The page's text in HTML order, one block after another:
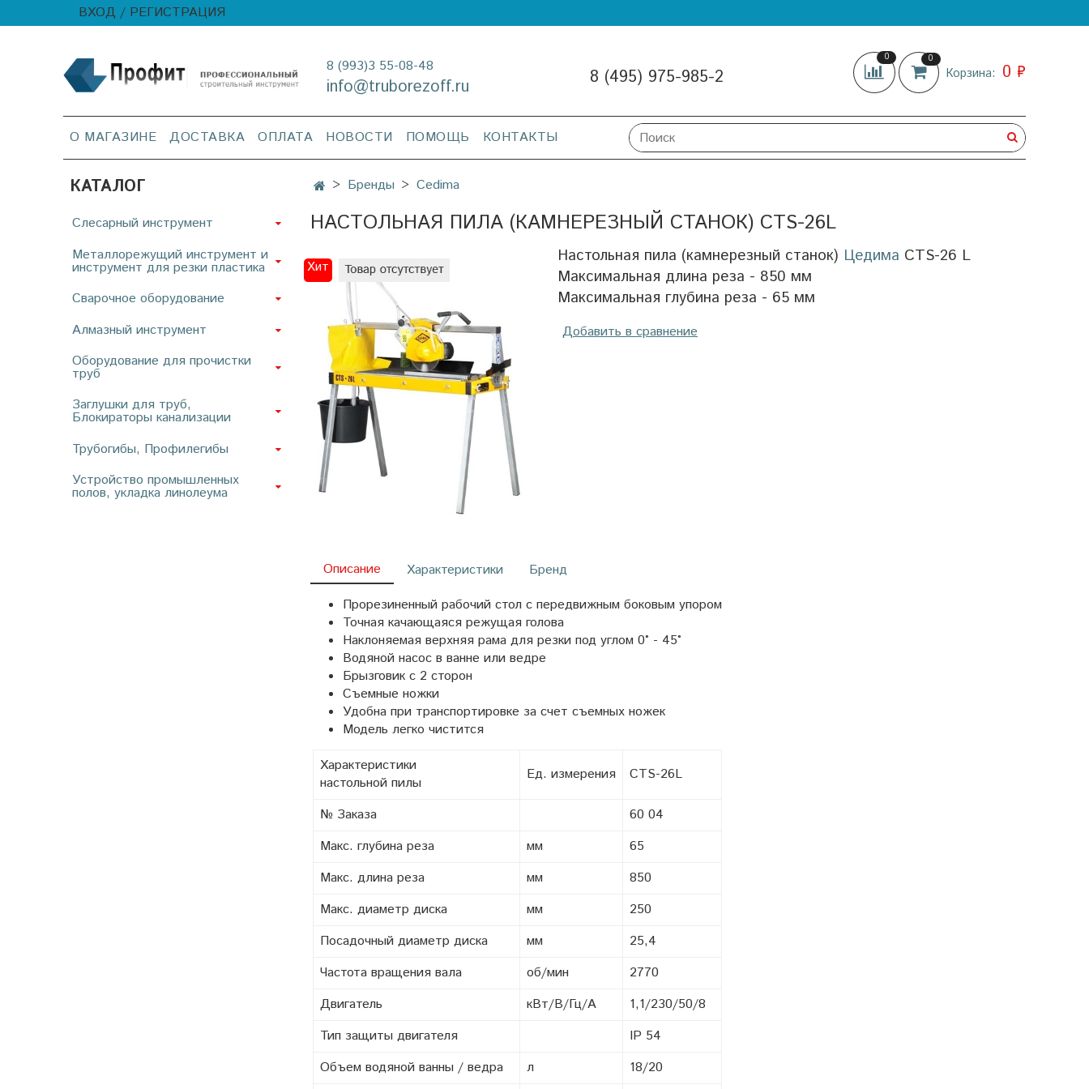
ВХОД / РЕГИСТРАЦИЯ
8 (993)3 55-08-48
info@truborezoff.ru 8 (495) 975-985-2
0 0
Корзина: 0 ₽
О МАГАЗИНЕ ДОСТАВКА ОПЛАТА НОВОСТИ ПОМОЩЬ КОНТАКТЫ
Бренды Cedima
НАСТОЛЬНАЯ ПИЛА (КАМНЕРЕЗНЫЙ СТАНОК) CTS-26L
Хит
Настольная пила (камнерезный станок) Цедима CTS-26 L
Максимальная длина реза - 850 мм
Максимальная глубина реза - 65 мм
Добавить в сравнение
Описание
Прорезиненный рабочий стол с передвижным боковым упором
Точная качающаяся режущая голова
Наклоняемая верхняя рама для резки под углом 0° - 45°
Водяной насос в ванне или ведре
Брызговик с 2 сторон
Съемные ножки
Удобна при транспортировке за счет съемных ножек
Модель легко чистится
Характеристики
настольной пилы
Ед. измерения CTS-26L
№ Заказа
60 04
Макс. глубина реза
мм
65
Макс. длина реза
мм
850
Макс. диаметр диска
мм
250
Посадочный диаметр диска
мм
25,4
Частота вращения вала
об/мин
2770
Двигатель
кВт/В/Гц/A
1,1/230/50/8
Тип защиты двигателя
IP 54
Объем водяной ванны / ведра
л
18/20
Характеристики Бренд
КАТАЛОГ
Слесарный инструмент
Металлорежущий инструмент и
инструмент для резки пластика
Сварочное оборудование
Алмазный инструмент
Оборудование для прочистки
труб
Заглушки для труб,
Блокираторы канализации
Трубогибы, Профилегибы
Устройство промышленных
полов, укладка линолеума